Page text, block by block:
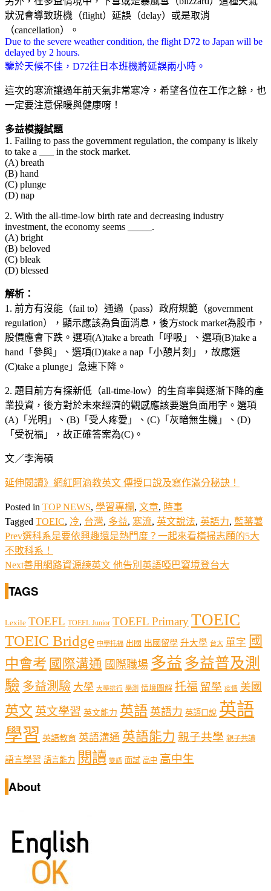
狀況會導致班機（flight）延誤（delay）或是取消
（cancellation）。
Due to the severe weather condition, the flight D72 to Japan will be
delayed by 2 hours.
鑒於天候不佳，D72往日本班機將延誤兩小時。
這次的寒流讓過年前天氣非常寒冷，希望各位在工作之餘，也
一定要注意保暖與健康唷！
多益模擬試題
1. Failing to pass the government regulation, the company is likely
to take a ___ in the stock market.
(A) breath
(B) hand
(C) plunge
(D) nap
2. With the all-time-low birth rate and decreasing industry
investment, the economy seems _____.
(A) bright
(B) beloved
(C) bleak
(D) blessed
解析：
1. 前方有沒能（fail to）通過（pass）政府規範（government
regulation），顯示應該為負面消息，後方stock market為股市，
股價應會下跌。選項(A)take a breath「呼吸」、選項(B)take a
hand「參與」、選項(D)take a nap「小憩片刻」，故應選
(C)take a plunge」急速下降。
2. 題目前方有探新低（all-time-low）的生育率與逐漸下降的產
業投資，後方對於未來經濟的觀感應該要選負面用字。選項
(A)「光明」、(B)「受人疼愛」、(C)「灰暗無生機」、(D)
「受祝福」，故正確答案為(C)。
文／李海碩
延伸閱讀》網紅阿滴教英文 傳授口說及寫作滿分秘訣！
Posted in TOP NEWS, 學習專欄, 文章, 時事
Tagged TOEIC, 冷, 台灣, 多益, 寒流, 英文說法, 英語力, 藍蕃薯
Prev選科系是要依興趣還是熱門度？一起來看橫掃志願的5大
不敗科系！
Next善用網路資源練英文 他告別英語啞巴窘境登台大
TAGS
Lexile TOEFL TOEFL Junior TOEFL PrimaryTOEIC
TOEIC Bridge 中學托福 出國 出國留學 升大學 台大 單字 國
中會考 國際溝通 國際職場 多益 多益普及測
驗 多益測驗 大學 大學排行 學測 情境圖解 托福 留學 疫情 美國
英文 英文學習 英文能力 英語 英語力 英語口說 英語
學習 英語教育 英語溝通 英語能力 親子共學 親子共讀
語言學習 語言能力 閱讀 雙語 面試 高中 高中生
About